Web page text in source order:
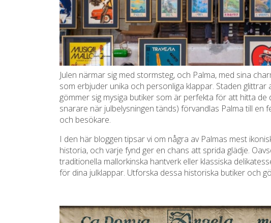
Julen närmar sig med stormsteg, och Palma, med sina
som erbjuder unika och personliga klappar. Staden glittrar
gömmer sig mysiga butiker som är perfekta för att hitta
snarare när julbelysningen tänds) förvandlas Palma till en
och besökare.
I den här bloggen tipsar vi om några av Palmas mest
historia, och varje fynd ger en chans att sprida glädje.
traditionella mallorkinska hantverk eller klassiska
för dina julklappar. Utforska dessa historiska butiker och